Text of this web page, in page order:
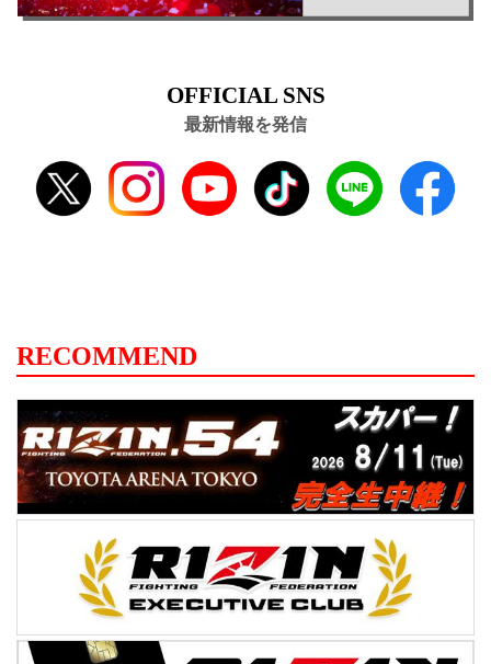
OFFICIAL SNS
最新情報を発信
RECOMMEND